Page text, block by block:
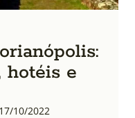
hotéis e
10/2022